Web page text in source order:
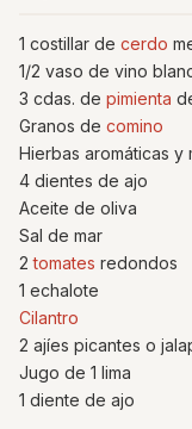
1 costillar de cerdo
1/2 vaso de vino
3 cdas. de pimienta
Granos de comino
Hierbas aromáticas y
4 dientes de ajo
Aceite de oliva
Sal de mar
2tomates redondos
1 echalote
Cilantro
2 ajíes picantes o
Jugo de 1 lima
1 diente de ajo